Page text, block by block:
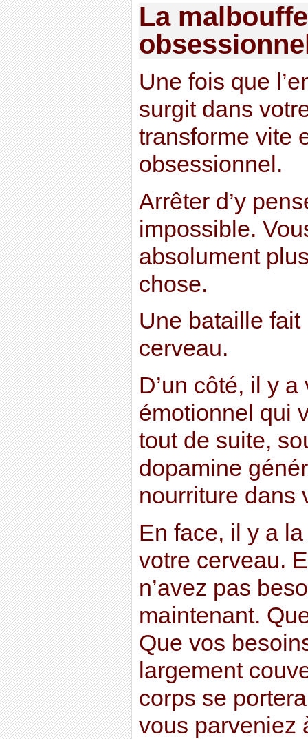
La
Une fois que
surgit dans
transforme vite
obsessionnel.
Arrêter d’y
impossible.
absolument
chose.
Une bataille
cerveau.
D’un côté, il y
émotionnel qui
tout de suite,
dopamine
nourriture dans
En face, il y a
votre cerveau.
n’avez pas
maintenant.
Que vos
largement
corps se
vous parveniez